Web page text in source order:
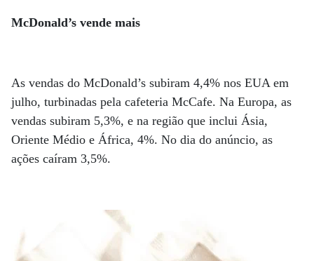
McDonald’s vende mais
As vendas do McDonald’s subiram 4,4% nos EUA em
julho, turbinadas pela cafeteria McCafe. Na Europa, as
vendas subiram 5,3%, e na região que inclui Ásia,
Oriente Médio e África, 4%. No dia do anúncio, as
ações caíram 3,5%.